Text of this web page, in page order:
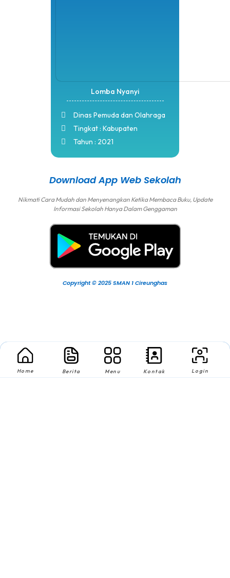
Lomba Nyanyi
Dinas Pemuda dan Olahraga
Tingkat : Kabupaten
Tahun : 2021
Download App Web Sekolah
Nikmati Cara Mudah dan Menyenangkan Ketika Membaca Buku, Update
Informasi Sekolah Hanya Dalam Genggaman
Copyright © 2025 SMAN 1 Cireunghas
Home Berita Menu Kontak Login